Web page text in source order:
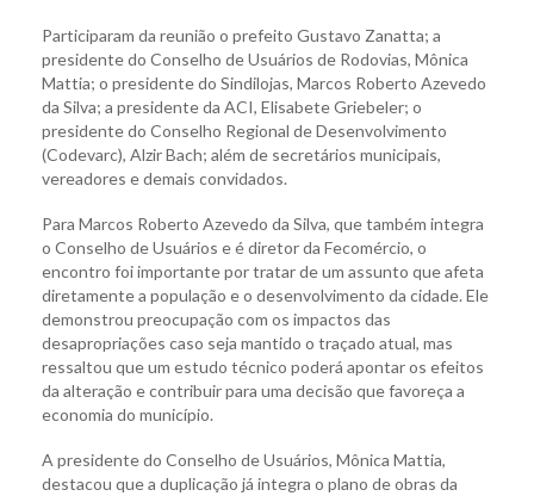
Participaram da reunião o prefeito Gustavo Zanatta; a
presidente do Conselho de Usuários de Rodovias, Mônica
Mattia; o presidente do Sindilojas, Marcos Roberto Azevedo
da Silva; a presidente da ACI, Elisabete Griebeler; o
presidente do Conselho Regional de Desenvolvimento
(Codevarc), Alzir Bach; além de secretários municipais,
vereadores e demais convidados.
Para Marcos Roberto Azevedo da Silva, que também integra
o Conselho de Usuários e é diretor da Fecomércio, o
encontro foi importante por tratar de um assunto que afeta
diretamente a população e o desenvolvimento da cidade. Ele
demonstrou preocupação com os impactos das
desapropriações caso seja mantido o traçado atual, mas
ressaltou que um estudo técnico poderá apontar os efeitos
da alteração e contribuir para uma decisão que favoreça a
economia do município.
A presidente do Conselho de Usuários, Mônica Mattia,
destacou que a duplicação já integra o plano de obras da